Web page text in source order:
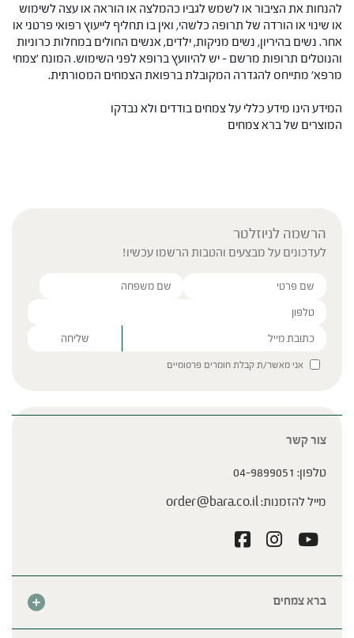
להנחות את הציבור או לשמש לגביו כהמלצה או הוראה או עצה לשימוש
או שינוי או הורדה של תרופה כלשהי, ואין בו תחליף לייעוץ רפואי פרטני או
אחר. נשים בהיריון, נשים מניקות, ילדים, אנשים החולים במחלות כרוניות
והנוטלים תרופות מרשם – יש להיוועץ ברופא לפני השימוש. המונח 'צמחי
מרפא' מתייחס להגדרה המקובלת ברפואת הצמחים המסורתית.
המידע הינו מידע כללי על צמחים בודדים ולא נבדקו
המוצרים של ברא צמחים
הרשמה לניוזלטר
לעדכונים על מבצעים והטבות הרשמו עכשיו!
Please leave this field empty.
אני מאשר/ת קבלת חומרים פרסומיים
ברא צמחים
צור קשר
טלפון: 04-9899051
מייל להזמנות:order@bara.co.il